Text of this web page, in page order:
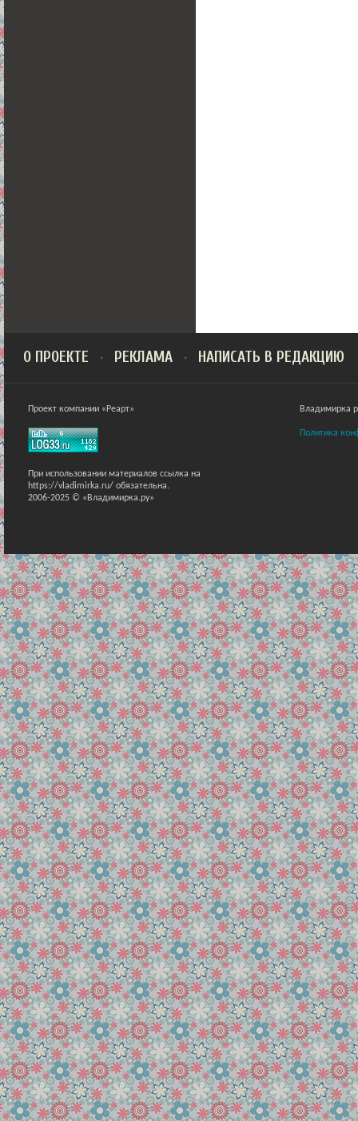
О ПРОЕКТЕ РЕКЛАМА НАПИСАТЬ В РЕДАКЦИЮ
Проект компании «Реарт»
При использовании материалов ссылка на
https://vladimirka.ru/ обязательна.
2006-2025 © «Владимирка.ру»
Владимирка
Политика